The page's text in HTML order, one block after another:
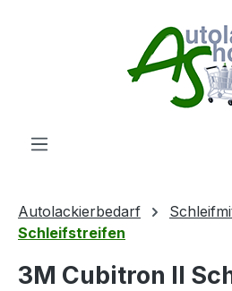
Autolackierbedarf
Schleifstreifen
3M Cubitron II